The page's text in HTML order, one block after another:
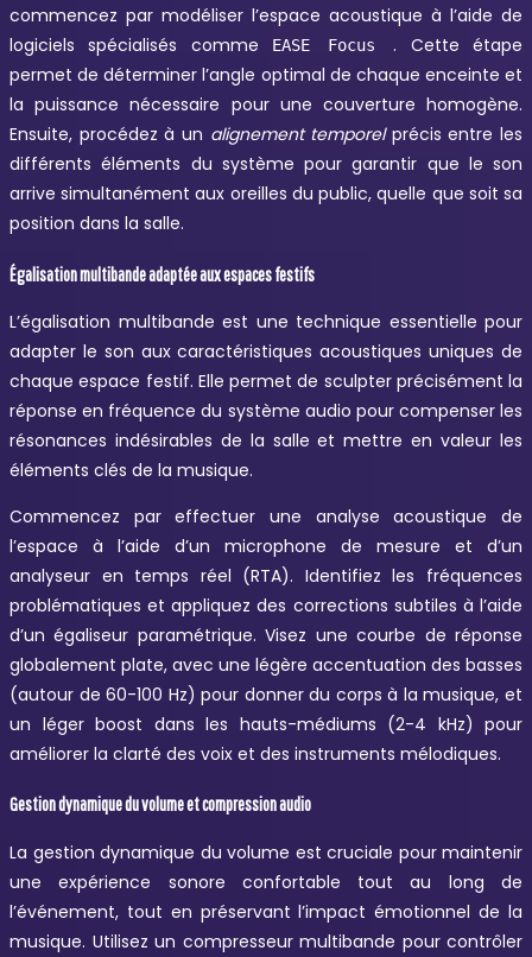
commencez par modéliser l’espace acoustique à l’aide de
logiciels spécialisés comme
EASE Focus . Cette étape
permet de déterminer l’angle optimal de chaque enceinte et
la puissance nécessaire pour une couverture homogène.
Ensuite, procédez à un alignement temporel précis entre les
différents éléments du système pour garantir que le son
arrive simultanément aux oreilles du public, quelle que soit sa
position dans la salle.
Égalisation multibande adaptée aux espaces festifs
L’égalisation multibande est une technique essentielle pour
adapter le son aux caractéristiques acoustiques uniques de
chaque espace festif. Elle permet de sculpter précisément la
réponse en fréquence du système audio pour compenser les
résonances indésirables de la salle et mettre en valeur les
éléments clés de la musique.
Commencez par effectuer une analyse acoustique de
l’espace à l’aide d’un microphone de mesure et d’un
analyseur en temps réel (RTA). Identifiez les fréquences
problématiques et appliquez des corrections subtiles à l’aide
d’un égaliseur paramétrique. Visez une courbe de réponse
globalement plate, avec une légère accentuation des basses
(autour de 60-100 Hz) pour donner du corps à la musique, et
un léger boost dans les hauts-médiums (2-4 kHz) pour
améliorer la clarté des voix et des instruments mélodiques.
Gestion dynamique du volume et compression audio
La gestion dynamique du volume est cruciale pour maintenir
une expérience sonore confortable tout au long de
l’événement, tout en préservant l’impact émotionnel de la
musique. Utilisez un compresseur multibande pour contrôler